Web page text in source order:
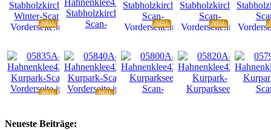
NEU NEU NEU
NEU
NEU
Neueste Beiträge: